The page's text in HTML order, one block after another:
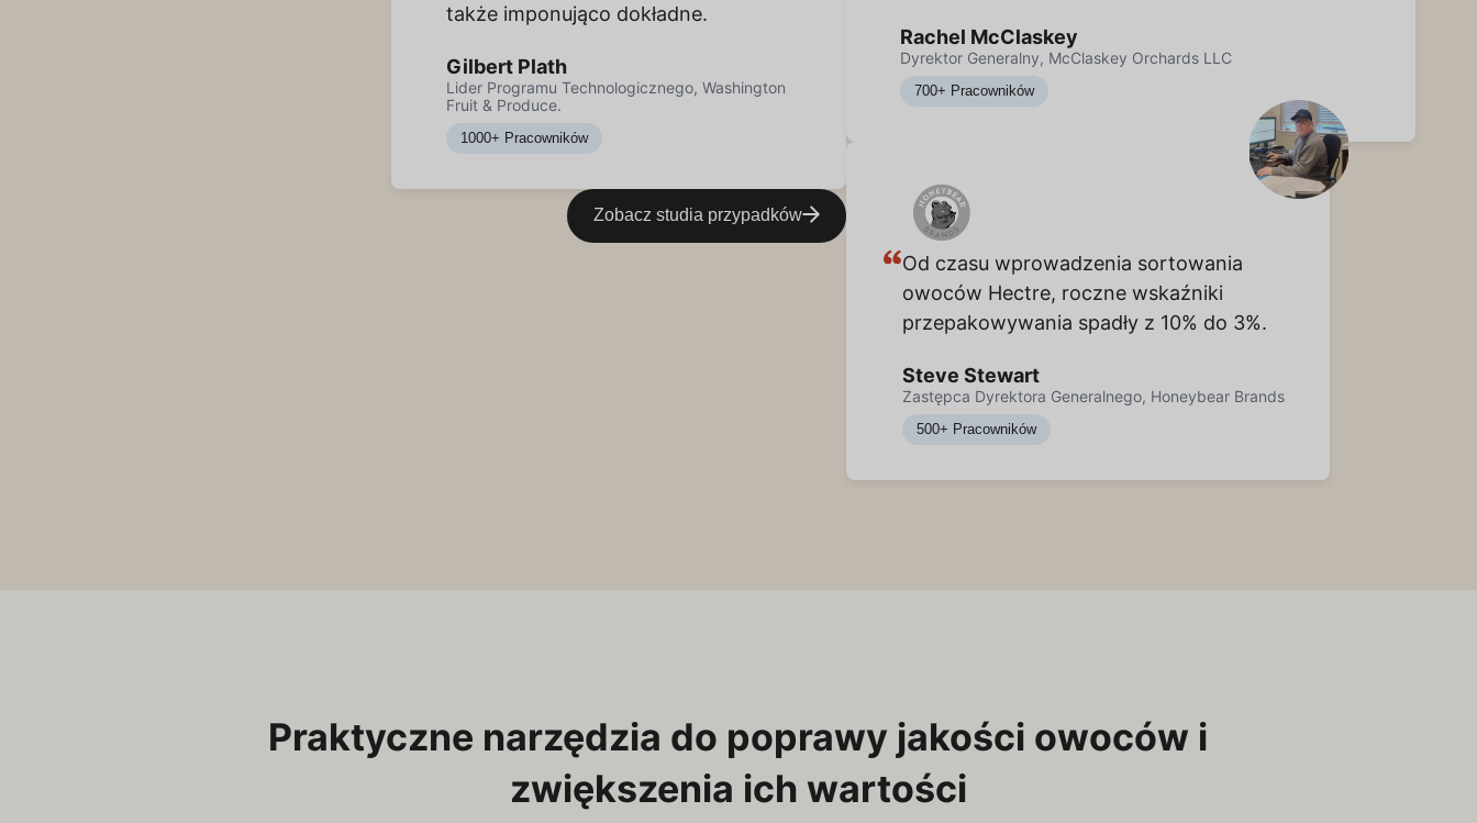
także imponująco dokładne.
Gilbert Plath
Lider Programu Technologicznego, Washington
Fruit & Produce.
1000+ Pracowników
Zobacz studia przypadków
Rachel McClaskey
Dyrektor Generalny, McClaskey Orchards LLC
700+ Pracowników
Od czasu wprowadzenia sortowania
owoców Hectre, roczne wskaźniki
przepakowywania spadły z 10% do 3%.
Steve Stewart
Zastępca Dyrektora Generalnego, Honeybear Brands
500+ Pracowników
Praktyczne narzędzia do poprawy jakości owoców i
zwiększenia ich wartości